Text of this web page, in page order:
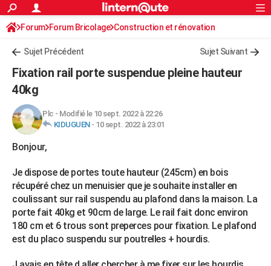
ACTUALITÉS
Politique
Société
Faits Divers
Education
Monde
Villes
+
Programme TV
TNTStreaming
Cinéma
Sorties cinéma
Musique
FINANCE
Retraite
Impôts
Epargne
Immobilier
Risques naturels par ville
Banque
Assurance
Crédit
AUTO
Essais
Réserver un essai
Citadines
Berlines
SUV
Forum auto
HIGH-TECH
Forum
Aménagement intérieur
Extérieur
Cuisine
Salle de bains
Jardinage
Rangement
WEEK-END
Guides de France
Escapades
Patrimoine
Expositions
Musées
Week-end nature
+LIFESTYLE
Art de vivre
Bien-être
Loisirs
Mode
Modes de vie
SANTE
Alimentation
Guide de la santé
Maladies
Médicaments
Sommeil
VOYAGE
Rechercher
S'inscrire
Connexion
Forum Forum Bricolage Construction et rénovation
Sujet Précédent Sujet Suivant
Fixation rail porte suspendue pleine hauteur
40kg
Plc - Modifié le 10 sept. 2022 à 22:26
KIDUGUEN- 10 sept. 2022 à 23:01
Bonjour,
Je dispose de portes toute hauteur (245cm) en bois
récupéré chez un menuisier que je souhaite installer en
coulissant sur rail suspendu au plafond dans la maison. La
porte fait 40kg et 90cm de large. Le rail fait donc environ
180 cm et 6 trous sont preperces pour fixation. Le plafond
est du placo suspendu sur poutrelles + hourdis.